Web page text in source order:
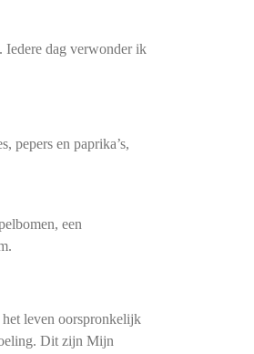
Iedere dag verwonder ik
pepers en paprika’s,
een
leven oorspronkelijk
Dit zijn Mijn